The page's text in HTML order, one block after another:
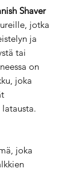
Shaver
jotka
ja
tai
on
joka
joka